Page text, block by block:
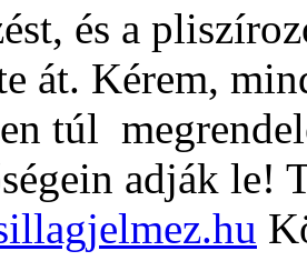
és a
át. Kérem,
túl
adják le!